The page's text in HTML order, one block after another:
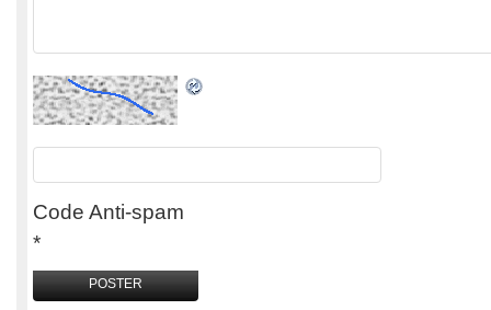
Code Anti-spam
*